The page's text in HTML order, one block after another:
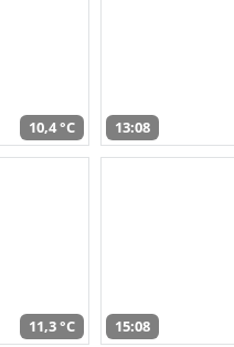
10,4 °C 13:08
11,3 °C 15:08